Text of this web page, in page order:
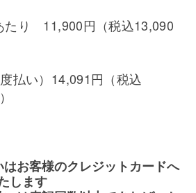
たり 11,900円（税込13,090
払い）14,091円（税込
お客様のクレジットカードへ
します